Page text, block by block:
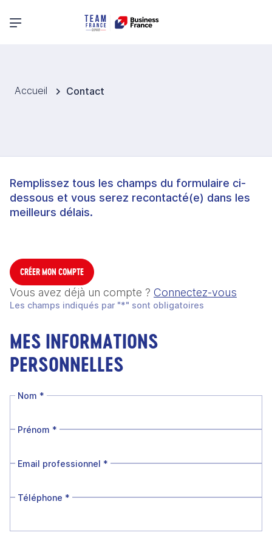
Menu principal
Accueil Contact
Remplissez tous les champs du formulaire ci-
dessous et vous serez recontacté(e) dans les
meilleurs délais.
CRÉER MON COMPTE
Vous avez déjà un compte ? Connectez-vous
Les champs indiqués par "*" sont obligatoires
MES INFORMATIONS
PERSONNELLES
Nom *
Prénom *
Email professionnel *
Téléphone *